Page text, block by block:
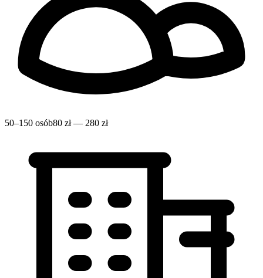
50–150 osób80 zł — 280 zł